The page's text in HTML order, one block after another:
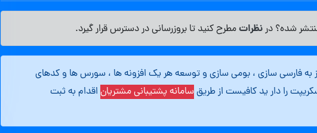
شده؟ درنظراتمطرح کنید تا بروزرسانی در دسترس قرار گیرد.
به فارسی سازی ، بومی سازی و توسعه هر یک افزونه ها ، سورس ها و کدهای
را دار ید کافیست از طریقسامانه پشتیبانی مشتریان اقدام به ثبت